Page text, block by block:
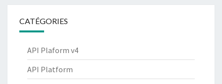
CATÉGORIES
API Plaform v4
API Platform